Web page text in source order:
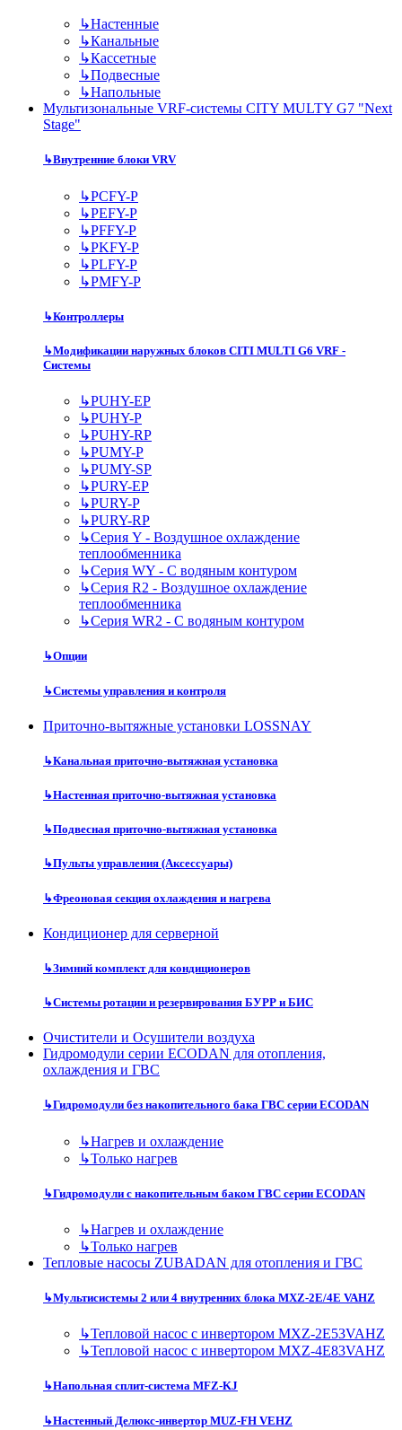
↳Настенные
↳Канальные
↳Кассетные
↳Подвесные
↳Напольные
Мультизональные VRF-системы CITY MULTY G7 "Next
Stage"
↳Внутренние блоки VRV
↳PCFY-P
↳PEFY-P
↳PFFY-P
↳PKFY-P
↳PLFY-P
↳PMFY-P
↳Контроллеры
↳Модификации наружных блоков CITI MULTI G6 VRF -
Системы
↳PUHY-EP
↳PUHY-P
↳PUHY-RP
↳PUMY-P
↳PUMY-SP
↳PURY-EP
↳PURY-P
↳PURY-RP
↳Серия Y - Воздушное охлаждение
теплообменника
↳Серия WY - С водяным контуром
↳Серия R2 - Воздушное охлаждение
теплообменника
↳Серия WR2 - С водяным контуром
↳Опции
↳Системы управления и контроля
Приточно-вытяжные установки LOSSNAY
↳Канальная приточно-вытяжная установка
↳Настенная приточно-вытяжная установка
↳Подвесная приточно-вытяжная установка
↳Пульты управления (Аксессуары)
↳Фреоновая секция охлаждения и нагрева
Кондиционер для серверной
↳Зимний комплект для кондиционеров
↳Системы ротации и резервирования БУРР и БИС
Очистители и Осушители воздуха
Гидромодули серии ECODAN для отопления,
охлаждения и ГВС
↳Гидромодули без накопительного бака ГВС серии ECODAN
↳Нагрев и охлаждение
↳Только нагрев
↳Гидромодули с накопительным баком ГВС серии ECODAN
↳Нагрев и охлаждение
↳Только нагрев
Тепловые насосы ZUBADAN для отопления и ГВС
↳Мультисистемы 2 или 4 внутренних блока MXZ-2E/4E VAHZ
↳Тепловой насос с инвертором MXZ-2E53VAHZ
↳Тепловой насос с инвертором MXZ-4E83VAHZ
↳Напольная сплит-система MFZ-KJ
↳Настенный Делюкс-инвертор MUZ-FH VEHZ